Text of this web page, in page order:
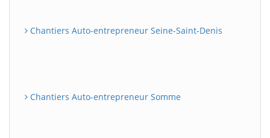
Chantiers Auto-entrepreneur Seine-Saint-Denis
Chantiers Auto-entrepreneur Somme